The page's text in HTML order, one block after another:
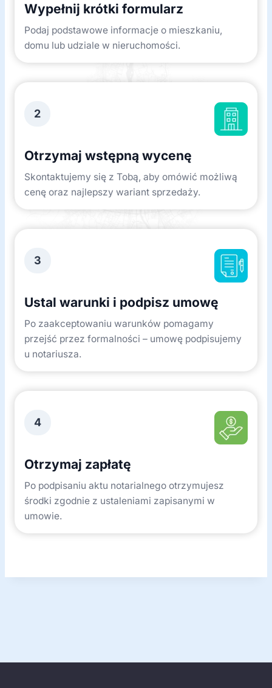
Wypełnij krótki formularz
Podaj podstawowe informacje o mieszkaniu,
domu lub udziale w nieruchomości.
2
Otrzymaj wstępną wycenę
Skontaktujemy się z Tobą, aby omówić możliwą
cenę oraz najlepszy wariant sprzedaży.
3
Ustal warunki i podpisz umowę
Po zaakceptowaniu warunków pomagamy
przejść przez formalności – umowę podpisujemy
u notariusza.
4
Otrzymaj zapłatę
Po podpisaniu aktu notarialnego otrzymujesz
środki zgodnie z ustaleniami zapisanymi w
umowie.